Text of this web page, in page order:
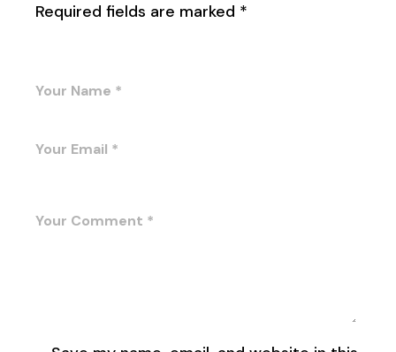
Required fields are marked *